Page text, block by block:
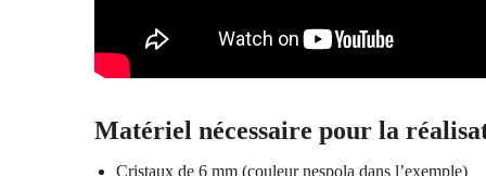
Matériel nécessaire pour la
Cristaux de 6 mm (couleur nespola dans l’exemple)